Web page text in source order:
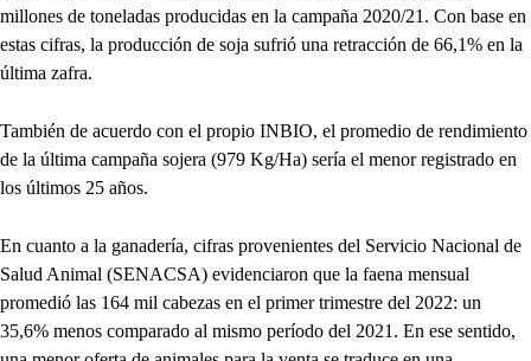
millones de toneladas producidas en la campaña 2020/21. Con base en
estas cifras, la producción de soja sufrió una retracción de 66,1% en la
última zafra.
También de acuerdo con el propio INBIO, el promedio de rendimiento
de la última campaña sojera (979 Kg/Ha) sería el menor registrado en
los últimos 25 años.
En cuanto a la ganadería, cifras provenientes del Servicio Nacional de
Salud Animal (SENACSA) evidenciaron que la faena mensual
promedió las 164 mil cabezas en el primer trimestre del 2022: un
35,6% menos comparado al mismo período del 2021. En ese sentido,